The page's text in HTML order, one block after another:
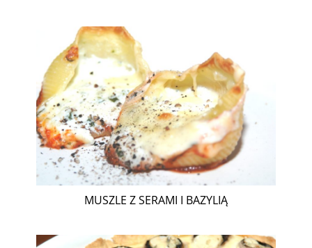
MUSZLE Z SERAMI I BAZYLIĄ